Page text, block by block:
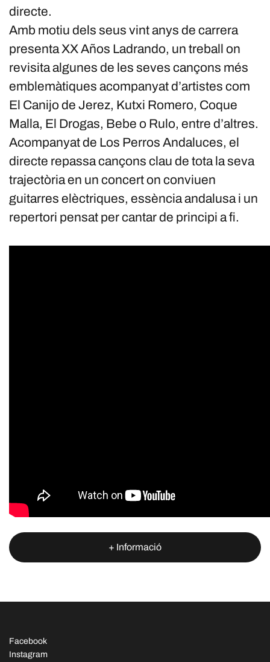
directe.
Amb motiu dels seus vint anys de carrera
presenta XX Años Ladrando, un treball on
revisita algunes de les seves cançons més
emblemàtiques acompanyat d’artistes com
El Canijo de Jerez, Kutxi Romero, Coque
Malla, El Drogas, Bebe o Rulo, entre d’altres.
Acompanyat de Los Perros Andaluces, el
directe repassa cançons clau de tota la seva
trajectòria en un concert on conviuen
guitarres elèctriques, essència andalusa i un
repertori pensat per cantar de principi a fi.
+ Informació
Facebook
Instagram